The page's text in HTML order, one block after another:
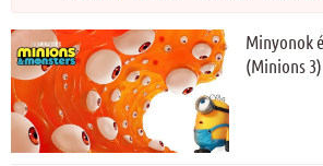
Minyonok
(Minions